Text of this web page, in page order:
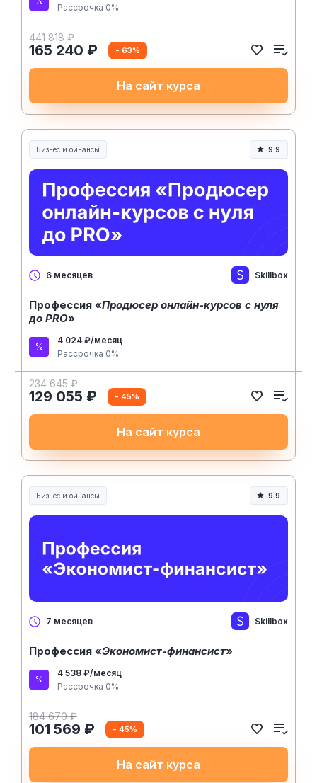
Рассрочка 0%
441 818 ₽
165 240 ₽ - 63%
На сайт курса
Бизнес и финансы 9.9
6 месяцев Skillbox
Профессия «Продюсер онлайн-курсов с нуля
до PRO»
4 024 ₽/месяц
Рассрочка 0%
234 645 ₽
129 055 ₽ - 45%
На сайт курса
Бизнес и финансы 9.9
7 месяцев Skillbox
Профессия «Экономист-финансист»
4 538 ₽/месяц
Рассрочка 0%
184 670 ₽
101 569 ₽ - 45%
На сайт курса